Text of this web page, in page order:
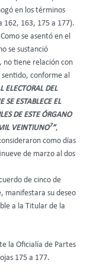
en los términos
162, 163, 175 a 177).
Como se asentó en el
se sustanció
no tiene relación con
conforme al
ELECTORAL DEL
SE ESTABLECE EL
DE ESTE ÓRGANO
VEINTIUNO7”,
como días
de marzo al dos
de cinco de
manifestara su deseo
a la Titular de la
la Oficialía de Partes
175 a 177.